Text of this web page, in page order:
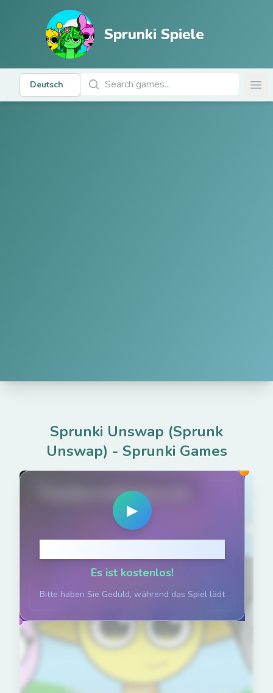
Sprunki Spiele
Deutsch
Spiele suchen
Sprunki Unswap (Sprunk
Unswap) - Sprunki Games
PlaySprunkiGame.com
▶
Es ist kostenlos!
Bitte haben Sie Geduld, während das Spiel lädt